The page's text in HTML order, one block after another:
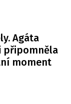
Agáta
připomněla
moment